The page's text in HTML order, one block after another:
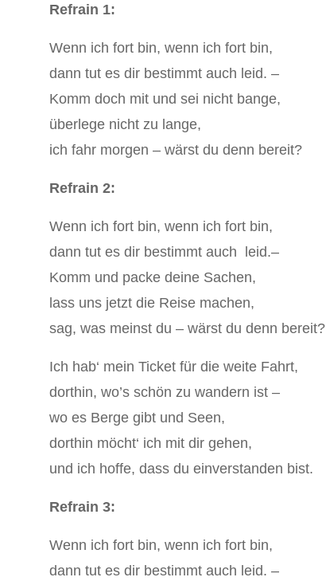
Refrain 1:
Wenn ich fort bin, wenn ich fort bin,
dann tut es dir bestimmt auch leid. ‒
Komm doch mit und sei nicht bange,
überlege nicht zu lange,
ich fahr morgen ‒ wärst du denn bereit?
Refrain 2:
Wenn ich fort bin, wenn ich fort bin,
dann tut es dir bestimmt auch leid.‒
Komm und packe deine Sachen,
lass uns jetzt die Reise machen,
sag, was meinst du ‒ wärst du denn bereit?
Ich hab‘ mein Ticket für die weite Fahrt,
dorthin, wo’s schön zu wandern ist ‒
wo es Berge gibt und Seen,
dorthin möcht‘ ich mit dir gehen,
und ich hoffe, dass du einverstanden bist.
Refrain 3:
Wenn ich fort bin, wenn ich fort bin,
dann tut es dir bestimmt auch leid. ‒